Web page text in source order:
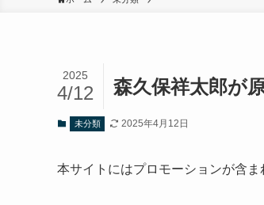
森久保祥太郎が
2025
4/12
未分類 2025年4月12日
本サイトにはプロモーションが含ま